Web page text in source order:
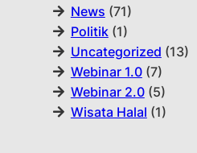
News (71)
Politik(1)
Uncategorized (13)
Webinar 1.0(7)
Webinar 2.0(5)
Wisata Halal (1)